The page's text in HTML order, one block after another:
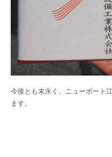
今後とも末永く、ニューポート
ます。